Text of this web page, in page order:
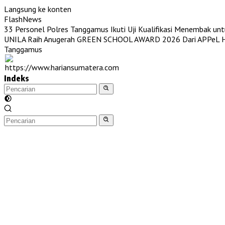
Langsung ke konten
FlashNews
33 Personel Polres Tanggamus Ikuti Uji Kualifikasi Menembak
UNILA Raih Anugerah GREEN SCHOOL AWARD 2026 Dari APPeL
Tanggamus
Indeks